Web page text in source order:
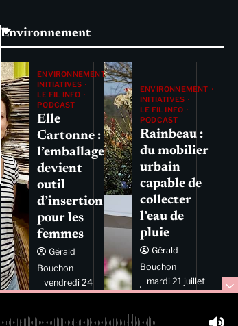
Environnement
ENVIRONNEMENT
INITIATIVES
LE FIL INFO
PODCAST
Elle
Cartonne :
l’emballage
devient
outil
d’insertion
pour les
femmes
Gérald
Bouchon
vendredi 24
juillet 2026
ENVIRONNEMENT
INITIATIVES
LE FIL INFO
PODCAST
Rainbeau :
du mobilier
urbain
capable de
collecter
l’eau de
pluie
Gérald
Bouchon
mardi 21 juillet
2026 11:44